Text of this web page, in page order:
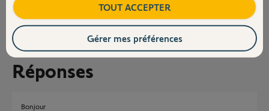
Participer au fil de discussion
Réponses
Bonjour
TOUT ACCEPTER
Gérer mes préférences